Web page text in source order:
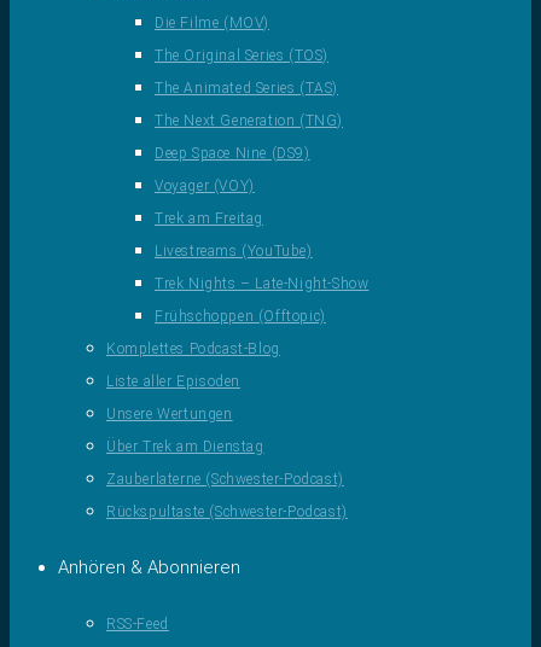
Die Filme (MOV)
The Original Series (TOS)
The Animated Series (TAS)
The Next Generation (TNG)
Deep Space Nine (DS9)
Voyager (VOY)
Trek am Freitag
Livestreams (YouTube)
Trek Nights – Late-Night-Show
Frühschoppen (Offtopic)
Komplettes Podcast-Blog
Liste aller Episoden
Unsere Wertungen
Über Trek am Dienstag
Zauberlaterne (Schwester-Podcast)
Rückspultaste (Schwester-Podcast)
Anhören & Abonnieren
RSS-Feed